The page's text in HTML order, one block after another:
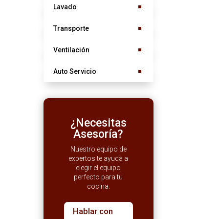
Lavado
Transporte
Ventilación
Auto Servicio
¿Necesitas
Asesoría?
Nuestro equipo de
expertos te ayuda a
elegir el equipo
perfecto para tu
cocina.
Hablar con